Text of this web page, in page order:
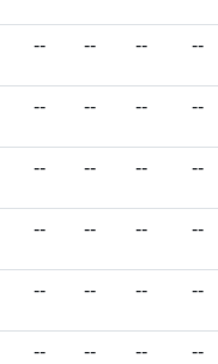
-- -- -- --
-- -- -- --
-- -- -- --
-- -- -- --
-- -- -- --
-- -- -- --